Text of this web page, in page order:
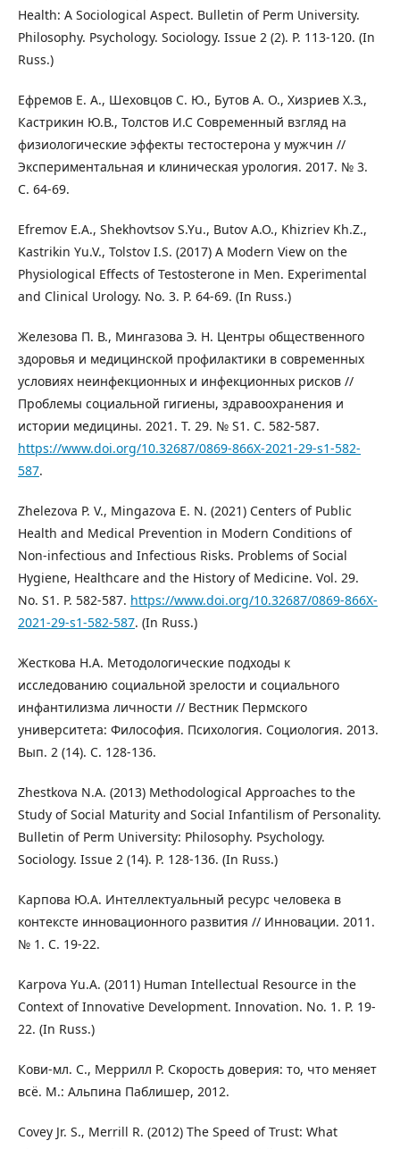
Health: A Sociological Aspect. Bulletin of Perm University.
Philosophy. Psychology. Sociology. Issue 2 (2). Р. 113-120. (In
Russ.)
Ефремов Е. А., Шеховцов С. Ю., Бутов А. О., Хизриев Х.З.,
Кастрикин Ю.В., Толстов И.С Современный взгляд на
физиологические эффекты тестостерона у мужчин //
Экспериментальная и клиническая урология. 2017. № 3.
С. 64-69.
Efremov E.A., Shekhovtsov S.Yu., Butov A.O., Khizriev Kh.Z.,
Kastrikin Yu.V., Tolstov I.S. (2017) A Modern View on the
Physiological Effects of Testosterone in Men. Experimental
and Clinical Urology. No. 3. Р. 64-69. (In Russ.)
Железова П. В., Мингазова Э. Н. Центры общественного
здоровья и медицинской профилактики в современных
условиях неинфекционных и инфекционных рисков //
Проблемы социальной гигиены, здравоохранения и
истории медицины. 2021. Т. 29. № S1. С. 582-587.
https://www.doi.org/10.32687/0869-866X-2021-29-s1-582-
587.
Zhelezova P. V., Mingazova E. N. (2021) Centers of Public
Health and Medical Prevention in Modern Conditions of
Non-infectious and Infectious Risks. Problems of Social
Hygiene, Healthcare and the History of Medicine. Vol. 29.
No. S1. Р. 582-587. https://www.doi.org/10.32687/0869-866X-
2021-29-s1-582-587. (In Russ.)
Жесткова Н.А. Методологические подходы к
исследованию социальной зрелости и социального
инфантилизма личности // Вестник Пермского
университета: Философия. Психология. Социология. 2013.
Вып. 2 (14). С. 128-136.
Zhestkova N.A. (2013) Methodological Approaches to the
Study of Social Maturity and Social Infantilism of Personality.
Bulletin of Perm University: Philosophy. Psychology.
Sociology. Issue 2 (14). Р. 128-136. (In Russ.)
Карпова Ю.А. Интеллектуальный ресурс человека в
контексте инновационного развития // Инновации. 2011.
№ 1. С. 19-22.
Karpova Yu.A. (2011) Human Intellectual Resource in the
Context of Innovative Development. Innovation. No. 1. Р. 19-
22. (In Russ.)
Кови-мл. С., Меррилл Р. Скорость доверия: то, что меняет
всё. М.: Альпина Паблишер, 2012.
Covey Jr. S., Merrill R. (2012) The Speed of Trust: What